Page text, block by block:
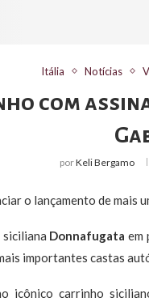
Itália Notícias
com
porKeli Bergamo
o lançamento de mais
siciliana Donnafugata em
importantes castas
icônico carrinho